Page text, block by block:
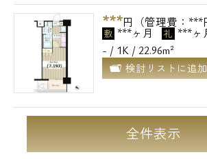
***円（管理費：***
敷 ***ヶ月 礼 ***ヶ
- / 1K / 22.96m²
検討リストに追加
全件表示
電話でお問い合わせ
0120-500-
営業時間 10：00～18：00